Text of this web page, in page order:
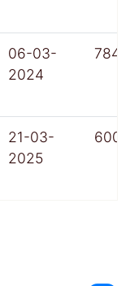
06-03-
2024
784
21-03-
2025
600